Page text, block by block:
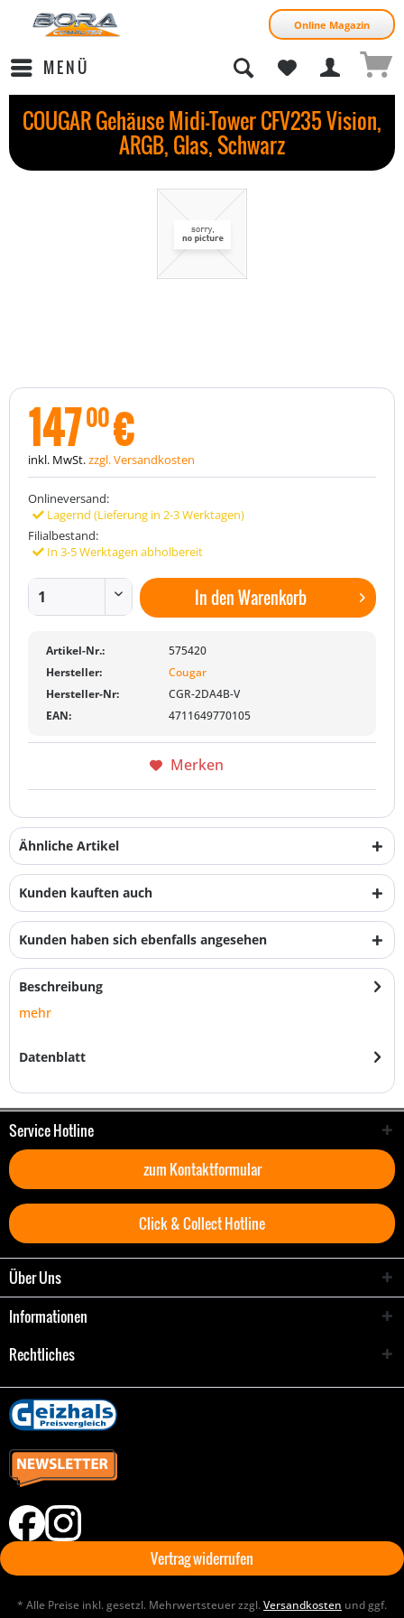
Online Magazin
MENÜ
COUGAR Gehäuse Midi-Tower CFV235 Vision,
ARGB, Glas, Schwarz
14700€
inkl. MwSt.zzgl. Versandkosten
Onlineversand:
Lagernd (Lieferung in 2-3 Werktagen)
Filialbestand:
In 3-5 Werktagen abholbereit
In denWarenkorb
Artikel-Nr.:
575420
Hersteller:
Cougar
Hersteller-Nr:
CGR-2DA4B-V
EAN:
4711649770105
Merken
Ähnliche Artikel
Kunden kauften auch
Kunden haben sich ebenfalls angesehen
Beschreibung
mehr
Datenblatt
Service Hotline
zum Kontaktformular
Click & Collect Hotline
Über Uns
Informationen
Rechtliches
Vertrag widerrufen
* Alle Preise inkl. gesetzl. Mehrwertsteuer zzgl.Versandkosten und ggf.